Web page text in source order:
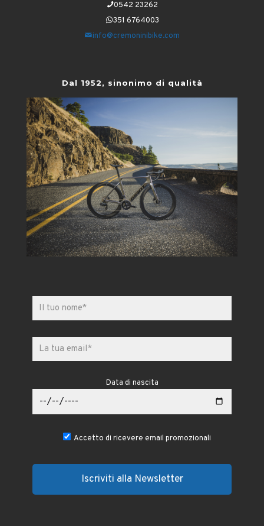
0542 23262
351 6764003
info@cremoninibike.com
Dal 1952, sinonimo di qualità
Data di nascita
Accetto di ricevere email promozionali